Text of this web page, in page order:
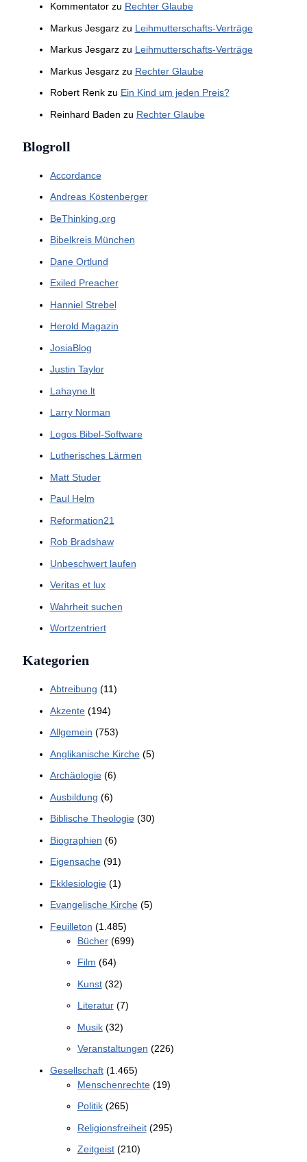
Kommentatorzu Rechter Glaube
Markus Jesgarzzu Leihmutterschafts-Verträge
Markus Jesgarzzu Leihmutterschafts-Verträge
Markus Jesgarzzu Rechter Glaube
Robert Renkzu Ein Kind um jeden Preis?
Reinhard Baden zu Rechter Glaube
Blogroll
Accordance
Andreas Köstenberger
BeThinking.org
Bibelkreis München
Dane Ortlund
Exiled Preacher
Hanniel Strebel
Herold Magazin
JosiaBlog
Justin Taylor
Lahayne.lt
Larry Norman
Logos Bibel-Software
Lutherisches Lärmen
Matt Studer
Paul Helm
Reformation21
Rob Bradshaw
Unbeschwert laufen
Veritas et lux
Wahrheit suchen
Wortzentriert
Kategorien
Abtreibung (11)
Akzente(194)
Allgemein (753)
Anglikanische Kirche(5)
Archäologie(6)
Ausbildung (6)
Biblische Theologie(30)
Biographien (6)
Eigensache(91)
Ekklesiologie(1)
Evangelische Kirche(5)
Feuilleton (1.485)
Bücher(699)
Film (64)
Kunst(32)
Literatur(7)
Musik(32)
Veranstaltungen (226)
Gesellschaft(1.465)
Menschenrechte(19)
Politik(265)
Religionsfreiheit(295)
Zeitgeist(210)